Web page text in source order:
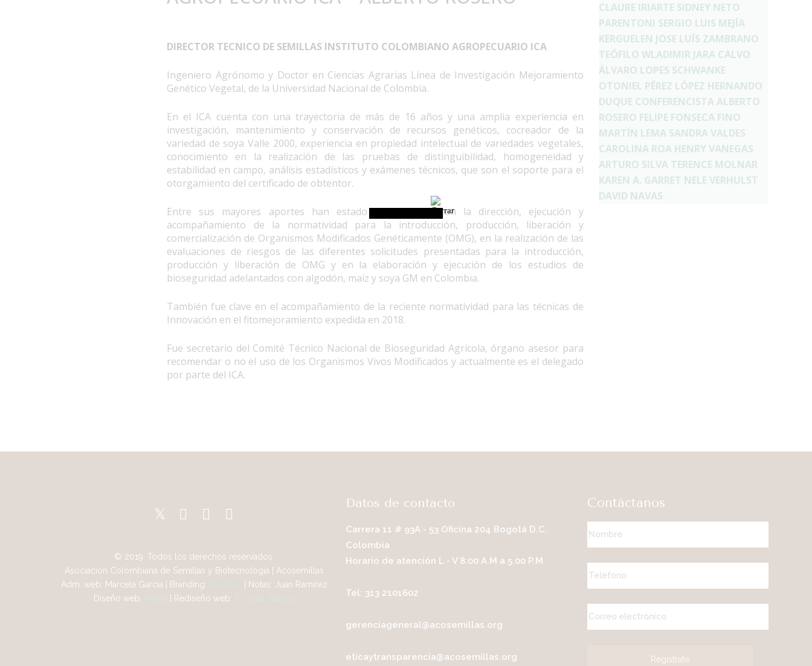
DIRECTOR TECNICO DE SEMILLAS INSTITUTO COLOMBIANO AGROPECUARIO ICA
Ingeniero Agrónomo y Doctor en Ciencias Agrarias Línea de Investigación Mejoramiento
Genético Vegetal, de la Universidad Nacional de Colombia.
En el ICA cuenta con una trayectoria de más de 16 años y una amplia experiencia en
investigación, mantenimiento y conservación de recursos genéticos, cocreador de la
variedad de soya Valle 2000, experiencia en propiedad intelectual de variedades vegetales,
conocimiento en la realización de las pruebas de distinguibilidad, homogeneidad y
estabilidad en campo, análisis estadísticos y exámenes técnicos, que son el soporte para el
otorgamiento del certificado de obtentor.
Entre sus mayores aportes han estado relacionados con la dirección, ejecución y
acompañamiento de la normatividad para la introducción, producción, liberación y
comercialización de Organismos Modificados Genéticamente (OMG), en la realización de las
evaluaciones de riesgos de las diferentes solicitudes presentadas para la introducción,
producción y liberación de OMG y en la elaboración y ejecución de los estudios de
bioseguridad adelantados con algodón, maíz y soya GM en Colombia.
También fue clave en el acompañamiento de la reciente normatividad para las técnicas de
Innovación en el fitomejoramiento expedida en 2018.
Fue secretario del Comité Técnico Nacional de Bioseguridad Agrícola, órgano asesor para
recomendar o no el uso de los Organismos Vivos Modificados y actualmente es el delegado
por parte del ICA.
CLAURE IRIARTE SIDNEY NETO
PARENTONI SERGIO LUIS MEJÍA
KERGUELEN JOSE LUÍS ZAMBRANO
TEÓFILO WLADIMIR JARA CALVO
ÁLVARO LOPES SCHWANKE
OTONIEL PÉREZ LÓPEZ HERNANDO
DUQUE CONFERENCISTA ALBERTO
ROSERO FELIPE FONSECA FINO
MARTÍN LEMA SANDRA VALDES
CAROLINA ROA HENRY VANEGAS
ARTURO SILVA TERENCE MOLNAR
KAREN A. GARRET NELE VERHULST
DAVID NAVAS
© 2019. Todos los derechos reservados.
Asociación Colombiana de Semillas y Biotecnología | Acosemillas
Adm. web: Marcela García | Branding:
| Notas: Juan Ramírez
Diseño web:
| Rediseño web:
Datos de contacto
Carrera 11 # 93A - 53 Oficina 204 Bogotá D.C,
Colombia
Horario de atención L - V 8:00 A.M a 5.00 P.M
Tel: 313 2101602
gerenciageneral@acosemillas.org
eticaytransparencia@acosemillas.org
Contáctanos